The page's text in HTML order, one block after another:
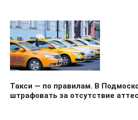
Такси — по правилам. В
штрафовать за отсутствие